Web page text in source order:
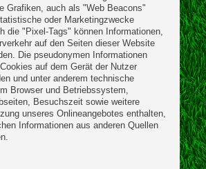
Grafiken, auch als "Web Beacons"
oder Marketingzwecke
die "Pixel-Tags" können Informationen,
auf den Seiten dieser Website
Die pseudonymen Informationen
auf dem Gerät der Nutzer
und unter anderem technische
Browser und Betriebssystem,
Besuchszeit sowie weitere
unseres Onlineangebotes enthalten,
Informationen aus anderen Quellen